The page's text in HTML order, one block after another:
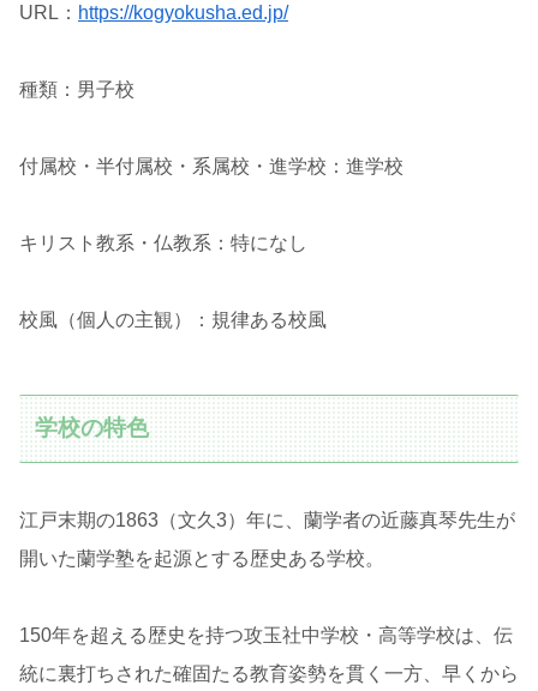
URL： https://kogyokusha.ed.jp/
種類：男子校
付属校・半付属校・系属校・進学校：進学校
キリスト教系・仏教系：特になし
校風（個人の主観）：規律ある校風
学校の特色
江戸末期の1863（文久3）年に、蘭学者の近藤真琴先生が
開いた蘭学塾を起源とする歴史ある学校。
150年を超える歴史を持つ攻玉社中学校・高等学校は、伝
統に裏打ちされた確固たる教育姿勢を貫く一方、早くから